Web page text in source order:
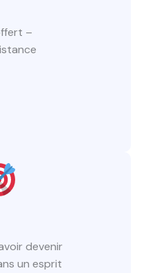
–
devenir
un esprit